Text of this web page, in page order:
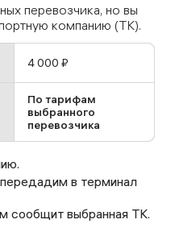
перевозчика, но вы
компанию (ТК).
4 000 ₽
По тарифам
выбранного
перевозчика
в терминал
сообщит выбранная ТК.